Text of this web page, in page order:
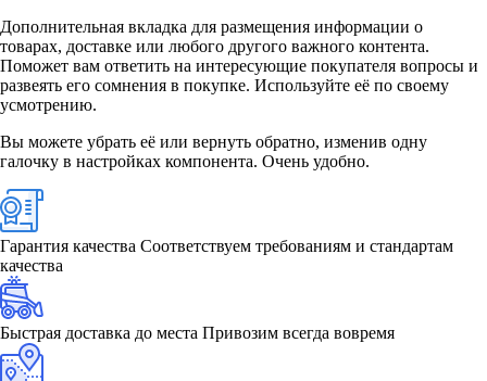
Дополнительная вкладка для размещения информации о
товарах, доставке или любого другого важного контента.
Поможет вам ответить на интересующие покупателя вопросы и
развеять его сомнения в покупке. Используйте её по своему
усмотрению.
Вы можете убрать её или вернуть обратно, изменив одну
галочку в настройках компонента. Очень удобно.
Гарантия качества Соответствуем требованиям и стандартам
качества
Быстрая доставка до места Привозим всегда вовремя